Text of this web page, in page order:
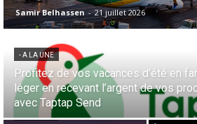
Samir Belhassen - 21 juillet 2026
- A LA UNE
Profitez de vos vacances d’été en
léger en recevant l’argent de vos
avec Taptap Send